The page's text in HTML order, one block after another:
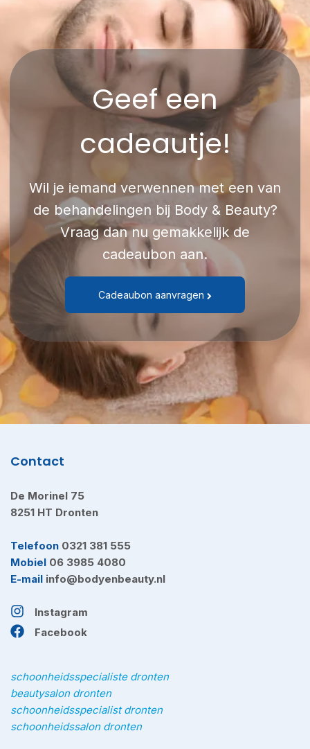
Geef een
cadeautje!
Wil je iemand verwennen met een van
de behandelingen bij Body & Beauty?
Vraag dan nu gemakkelijk de
cadeaubon aan.
Cadeaubon aanvragen
Contact
De Morinel 75
8251 HT Dronten
Telefoon 0321 381 555
Mobiel 06 3985 4080
E-mail info@bodyenbeauty.nl
Instagram
Facebook
schoonheidsspecialiste dronten
beautysalon dronten
schoonheidsspecialist dronten
schoonheidssalon dronten